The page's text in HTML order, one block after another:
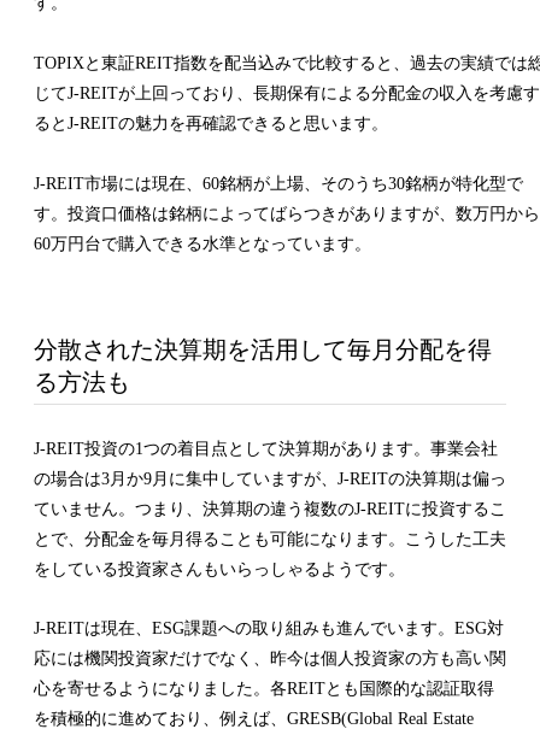
TOPIXと東証REIT指数を配当込みで比較すると、過去の実績では
じてJ-REITが上回っており、長期保有による分配金の収入を考慮す
るとJ-REITの魅力を再確認できると思います。
J-REIT市場には現在、60銘柄が上場、そのうち30銘柄が特化型で
す。投資口価格は銘柄によってばらつきがありますが、数万円から
60万円台で購入できる水準となっています。
分散された決算期を活用して毎月分配を得
る方法も
J-REIT投資の1つの着目点として決算期があります。事業会社
の場合は3月か9月に集中していますが、J-REITの決算期は偏っ
ていません。つまり、決算期の違う複数のJ-REITに投資するこ
とで、分配金を毎月得ることも可能になります。こうした工夫
をしている投資家さんもいらっしゃるようです。
J-REITは現在、ESG課題への取り組みも進んでいます。ESG対
応には機関投資家だけでなく、昨今は個人投資家の方も高い関
心を寄せるようになりました。各REITとも国際的な認証取得
を積極的に進めており、例えば、GRESB(Global Real Estate